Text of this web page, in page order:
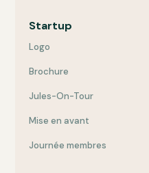
Startup
Logo
Brochure
Jules-On-Tour
Mise en avant
Journée membres